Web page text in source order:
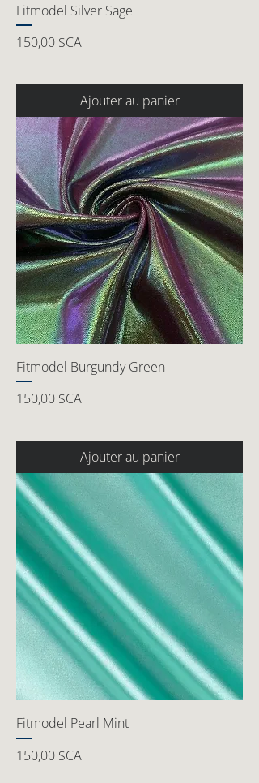
Fitmodel Silver Sage
Prix
150,00 $CA
Ajouter au panier
Fitmodel Burgundy Green
Prix
150,00 $CA
Ajouter au panier
Fitmodel Pearl Mint
Prix
150,00 $CA